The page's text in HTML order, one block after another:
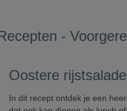
-
Oostere
In dit recept ontdek je een